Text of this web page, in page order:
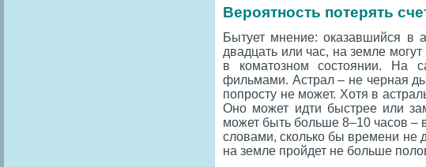
Вероятность потерять
Бытует мнение: оказавшийся в
двадцать или час, на земле
в коматозном состоянии. На
фильмами. Астрал – не черная
попросту не может. Хотя в
Оно может идти быстрее или
может быть больше 8–10 часов –
словами, сколько бы времени не
на земле пройдет не больше